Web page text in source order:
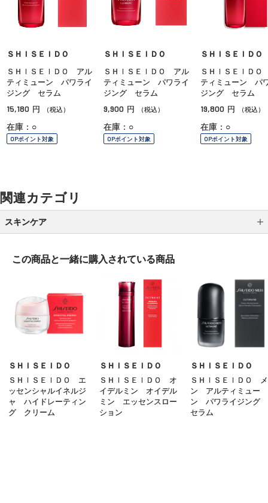
ＳＨＩＳＥＩＤＯ
ＳＨＩＳＥＩＤＯ アル
ティミューン パワライ
ジング セラム
15,180 円 （税込）
在庫：○
OPポイント対象
ＳＨＩＳＥＩＤＯ
ＳＨＩＳＥＩＤＯ アル
ティミューン パワライ
ジング セラム
9,900 円 （税込）
在庫：○
OPポイント対象
ＳＨＩＳＥＩＤＯ
ＳＨＩＳＥＩＤ
ティミューン パ
ジング セラム
19,800 円 （税込）
在庫：○
OPポイント対象
関連カテゴリ
スキンケア
乳液
美容液
オイル
アイケア
この商品と一緒に購入されている商品
ＳＨＩＳＥＩＤＯ
ＳＨＩＳＥＩＤＯ エ
ッセンシャルイネルジ
ャ ハイドレーティン
グ クリーム
ＳＨＩＳＥＩＤＯ
ＳＨＩＳＥＩＤＯ オ
イデルミン オイデル
ミン エッセンスロー
ション
ＳＨＩＳＥＩＤＯ
ＳＨＩＳＥＩＤＯ メ
ン アルティミュー
ン パワライジング
セラム